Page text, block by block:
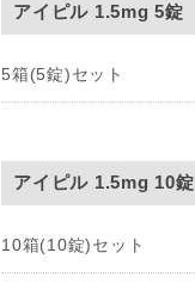
アイピル 1.5mg 5錠
5箱(5錠)セット
アイピル 1.5mg 10錠
10箱(10錠)セット